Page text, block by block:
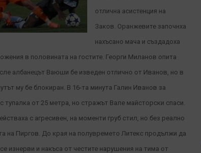
отлична асистенция на
Заков. Оранжевите започнха
нахъсано мача и създадоха
в половината на гостите. Георги Миланов опита
албанецът Ваюши бе изведен отлично от Иванов, но в
му бе блокиран. В 16-та минута Галин Иванов за
тупалка от 25 метра, но стражът Вале майсторски спаси.
с агресивен, на моменти груб стил, но без реално
на Пиргов. До края на полувремето Литекс продължи да
изнерви и накъса от честите нарушения на тима от